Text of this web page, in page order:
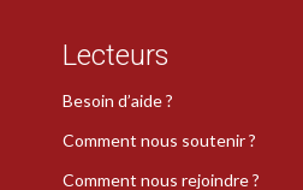
Lecteurs
Besoin d’aide ?
Comment nous soutenir ?
Comment nous rejoindre ?